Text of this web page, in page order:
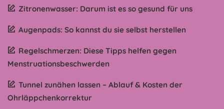
Zitronenwasser: Darum ist es so gesund für uns
Augenpads: So kannst du sie selbst herstellen
Regelschmerzen: Diese Tipps helfen gegen
Menstruationsbeschwerden
Tunnel zunähen lassen – Ablauf & Kosten der
Ohrläppchenkorrektur